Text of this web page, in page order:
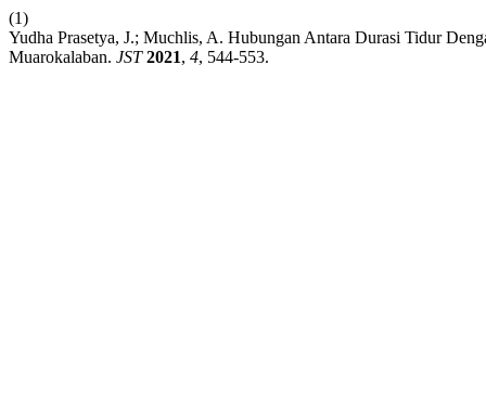
(1)
Yudha Prasetya, J.; Muchlis, A. Hubungan Antara Durasi Tidur
Muarokalaban. JST 2021, 4, 544-553.